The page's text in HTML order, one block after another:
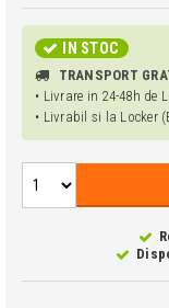
IN STOC
TRANSPORT
• Livrare in 24-48h de
• Livrabil si la Locker